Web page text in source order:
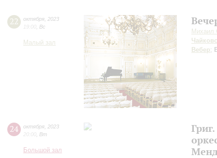
22 октября 2023
19:00 Вс
Малый зал
Михаил
Вебер;
24 октября 2023
20:00 Вт
Большой зал